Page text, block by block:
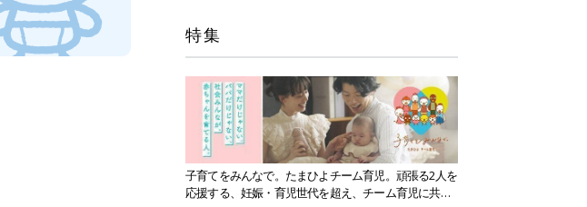
特集
子育てをみんなで。たまひよチーム育児。頑張る2人を
応援する、妊娠・育児世代を超え、チーム育児に共感